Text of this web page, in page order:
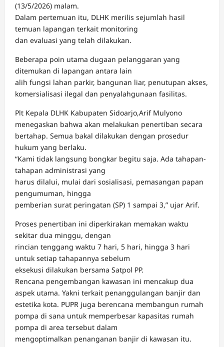
(13/5/2026) malam.
Dalam pertemuan itu, DLHK merilis sejumlah hasil
temuan lapangan terkait monitoring
dan evaluasi yang telah dilakukan.
Beberapa poin utama dugaan pelanggaran yang
ditemukan di lapangan antara lain
alih fungsi lahan parkir, bangunan liar, penutupan akses,
komersialisasi ilegal dan penyalahgunaan fasilitas.
Plt Kepala DLHK Kabupaten Sidoarjo,Arif Mulyono
menegaskan bahwa akan melakukan penertiban secara
bertahap. Semua bakal dilakukan dengan prosedur
hukum yang berlaku.
“Kami tidak langsung bongkar begitu saja. Ada tahapan-
tahapan administrasi yang
harus dilalui, mulai dari sosialisasi, pemasangan papan
pengumuman, hingga
pemberian surat peringatan (SP) 1 sampai 3,” ujar Arif.
Proses penertiban ini diperkirakan memakan waktu
sekitar dua minggu, dengan
rincian tenggang waktu 7 hari, 5 hari, hingga 3 hari
untuk setiap tahapannya sebelum
eksekusi dilakukan bersama Satpol PP.
Rencana pengembangan kawasan ini mencakup dua
aspek utama. Yakni terkait penanggulangan banjir dan
estetika kota. PUPR juga berencana membangun rumah
pompa di sana untuk memperbesar kapasitas rumah
pompa di area tersebut dalam
mengoptimalkan penanganan banjir di kawasan itu.